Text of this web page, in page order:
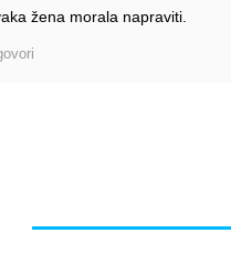
žena morala napraviti.